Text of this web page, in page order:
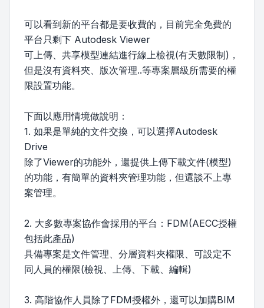
可以看到新的平台都是要收費的，目前完全免費的
平台只剩下 Autodesk Viewer
可上傳、共享模型連結進行線上檢視(有天數限制)，
但是沒有資料夾、版次管理..等專案層級所需要的權
限設置功能。
下面以應用情境做說明：
1. 如果是單純的文件交換，可以選擇Autodesk
Drive
除了Viewer的功能外，還提供上傳下載文件(模型)
的功能，有簡單的資料夾管理功能，但還談不上專
案管理。
2. 大多數專案協作會採用的平台：FDM(AECC授權
包括此產品)
具備專案是文件管理、分層資料夾權限、可設定不
同人員的權限(檢視、上傳、下載、編輯)
3. 高階協作人員除了FDM授權外，還可以加購BIM